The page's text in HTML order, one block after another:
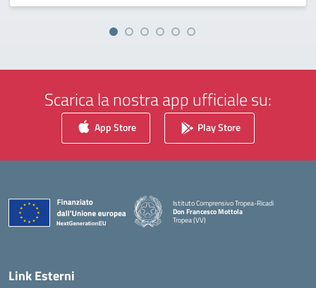
Scarica la nostra app ufficiale su:
App Store Play Store
Istituto Comprensivo Tropea-Ricadi
Don Francesco Mottola
Tropea (VV)
— Visita la pagina iniziale della scuola
Link Esterni